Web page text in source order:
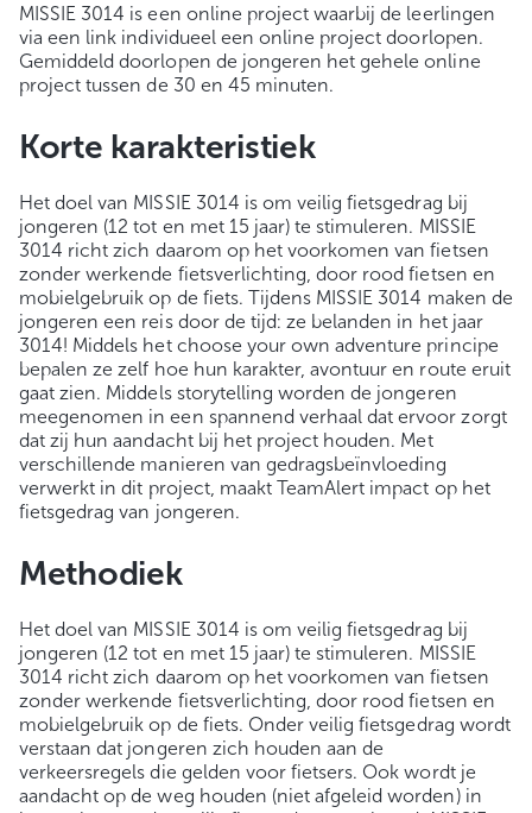
MISSIE 3014 is een online project waarbij de leerlingen
via een link individueel een online project doorlopen.
Gemiddeld doorlopen de jongeren het gehele online
project tussen de 30 en 45 minuten.
Korte karakteristiek
Het doel van MISSIE 3014 is om veilig fietsgedrag bij
jongeren (12 tot en met 15 jaar) te stimuleren. MISSIE
3014 richt zich daarom op het voorkomen van fietsen
zonder werkende fietsverlichting, door rood fietsen en
mobielgebruik op de fiets. Tijdens MISSIE 3014 maken de
jongeren een reis door de tijd: ze belanden in het jaar
3014! Middels het choose your own adventure principe
bepalen ze zelf hoe hun karakter, avontuur en route eruit
gaat zien. Middels storytelling worden de jongeren
meegenomen in een spannend verhaal dat ervoor zorgt
dat zij hun aandacht bij het project houden. Met
verschillende manieren van gedragsbeïnvloeding
verwerkt in dit project, maakt TeamAlert impact op het
fietsgedrag van jongeren.
Methodiek
Het doel van MISSIE 3014 is om veilig fietsgedrag bij
jongeren (12 tot en met 15 jaar) te stimuleren. MISSIE
3014 richt zich daarom op het voorkomen van fietsen
zonder werkende fietsverlichting, door rood fietsen en
mobielgebruik op de fiets. Onder veilig fietsgedrag wordt
verstaan dat jongeren zich houden aan de
verkeersregels die gelden voor fietsers. Ook wordt je
aandacht op de weg houden (niet afgeleid worden) in